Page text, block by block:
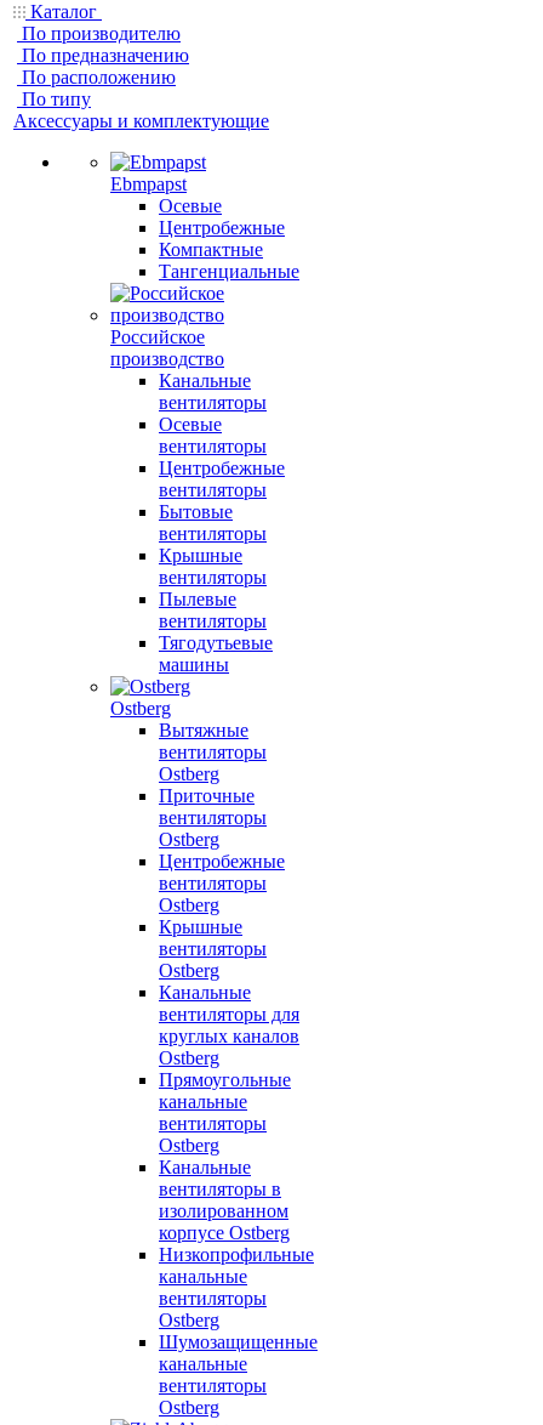
Каталог
По производителю
По предназначению
По расположению
По типу
Аксессуары и комплектующие
Ebmpapst
Осевые
Центробежные
Компактные
Тангенциальные
Российское
производство
Канальные
вентиляторы
Осевые
вентиляторы
Центробежные
вентиляторы
Бытовые
вентиляторы
Крышные
вентиляторы
Пылевые
вентиляторы
Тягодутьевые
машины
Ostberg
Вытяжные
вентиляторы
Ostberg
Приточные
вентиляторы
Ostberg
Центробежные
вентиляторы
Ostberg
Крышные
вентиляторы
Ostberg
Канальные
вентиляторы для
круглых каналов
Ostberg
Прямоугольные
канальные
вентиляторы
Ostberg
Канальные
вентиляторы в
изолированном
корпусе Ostberg
Низкопрофильные
канальные
вентиляторы
Ostberg
Шумозащищенные
канальные
вентиляторы
Ostberg